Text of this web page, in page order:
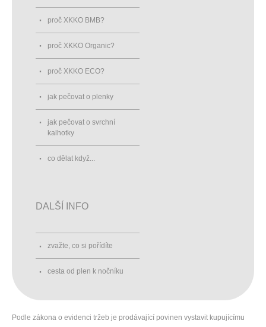
proč XKKO BMB?
proč XKKO Organic?
proč XKKO ECO?
jak pečovat o plenky
jak pečovat o svrchní
kalhotky
co dělat když...
DALŠÍ INFO
zvažte, co si pořídíte
cesta od plen k nočníku
Podle zákona o evidenci tržeb je prodávající povinen vystavit kupujícímu